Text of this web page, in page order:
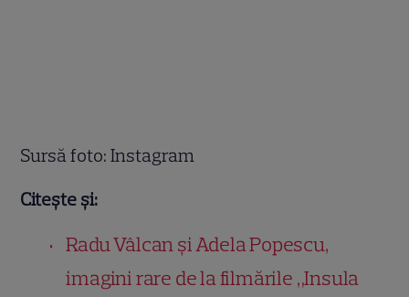
Sursă foto: Instagram
Citește și:
Radu Vâlcan și Adela Popescu,
imagini rare de la filmările „Insula